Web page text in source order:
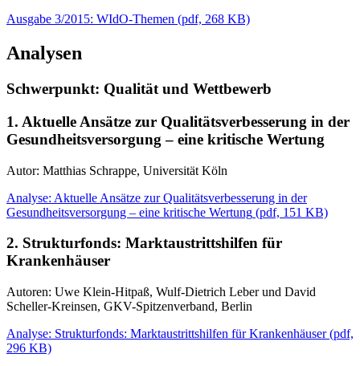
Ausgabe 3/2015: WIdO-Themen (pdf, 268 KB)
Analysen
Schwerpunkt: Qualität und Wettbewerb
1. Aktuelle Ansätze zur Qualitätsverbesserung in der
Gesundheitsversorgung – eine kritische Wertung
Autor: Matthias Schrappe, Universität Köln
Analyse: Aktuelle Ansätze zur Qualitätsverbesserung in der
Gesundheitsversorgung – eine kritische Wertung (pdf, 151 KB)
2. Strukturfonds: Marktaustrittshilfen für
Krankenhäuser
Autoren: Uwe Klein-Hitpaß, Wulf-Dietrich Leber und David
Scheller-Kreinsen, GKV-Spitzenverband, Berlin
Analyse: Strukturfonds: Marktaustrittshilfen für Krankenhäuser(pdf,
296 KB)